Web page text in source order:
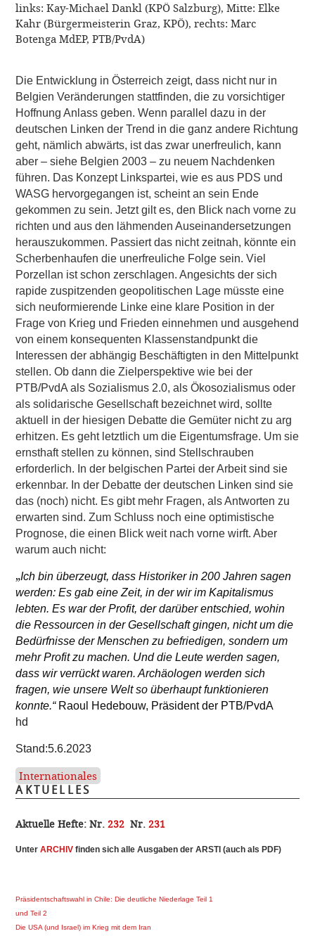
links: Kay-Michael Dankl (KPÖ Salzburg), Mitte: Elke
Kahr (Bürgermeisterin Graz, KPÖ), rechts: Marc
Botenga MdEP, PTB/PvdA)
Die Entwicklung in Österreich zeigt, dass nicht nur in
Belgien Veränderungen stattfinden, die zu vorsichtiger
Hoffnung Anlass geben. Wenn parallel dazu in der
deutschen Linken der Trend in die ganz andere Richtung
geht, nämlich abwärts, ist das zwar unerfreulich, kann
aber – siehe Belgien 2003 – zu neuem Nachdenken
führen. Das Konzept Linkspartei, wie es aus PDS und
WASG hervorgegangen ist, scheint an sein Ende
gekommen zu sein. Jetzt gilt es, den Blick nach vorne zu
richten und aus den lähmenden Auseinandersetzungen
herauszukommen. Passiert das nicht zeitnah, könnte ein
Scherbenhaufen die unerfreuliche Folge sein. Viel
Porzellan ist schon zerschlagen. Angesichts der sich
rapide zuspitzenden geopolitischen Lage müsste eine
sich neuformierende Linke eine klare Position in der
Frage von Krieg und Frieden einnehmen und ausgehend
von einem konsequenten Klassenstandpunkt die
Interessen der abhängig Beschäftigten in den Mittelpunkt
stellen. Ob dann die Zielperspektive wie bei der
PTB/PvdA als Sozialismus 2.0, als Ökosozialismus oder
als solidarische Gesellschaft bezeichnet wird, sollte
aktuell in der hiesigen Debatte die Gemüter nicht zu arg
erhitzen. Es geht letztlich um die Eigentumsfrage. Um sie
ernsthaft stellen zu können, sind Stellschrauben
erforderlich. In der belgischen Partei der Arbeit sind sie
erkennbar. In der Debatte der deutschen Linken sind sie
das (noch) nicht. Es gibt mehr Fragen, als Antworten zu
erwarten sind. Zum Schluss noch eine optimistische
Prognose, die einen Blick weit nach vorne wirft. Aber
warum auch nicht:
„Ich bin überzeugt, dass Historiker in 200 Jahren sagen
werden: Es gab eine Zeit, in der wir im Kapitalismus
lebten. Es war der Profit, der darüber entschied, wohin
die Ressourcen in der Gesellschaft gingen, nicht um die
Bedürfnisse der Menschen zu befriedigen, sondern um
mehr Profit zu machen. Und die Leute werden sagen,
dass wir verrückt waren. Archäologen werden sich
fragen, wie unsere Welt so überhaupt funktionieren
konnte.“ Raoul Hedebouw, Präsident der PTB/PvdA
hd
Stand:5.6.2023
Internationales
AKTUELLES
Aktuelle Hefte: Nr.232 Nr.231
UnterARCHIV finden sich alle Ausgaben der ARSTI (auch als PDF)
Präsidentschaftswahl in Chile: Die deutliche Niederlage Teil 1
und Teil 2
Die USA (und Israel) im Krieg mit dem Iran